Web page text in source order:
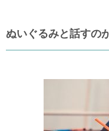
ぬいぐるみと話すの